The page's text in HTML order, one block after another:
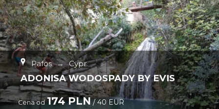
Pafos → Cypr
ADONISA WODOSPADY BY EVIS
Cena od 174 PLN/ 40 EUR